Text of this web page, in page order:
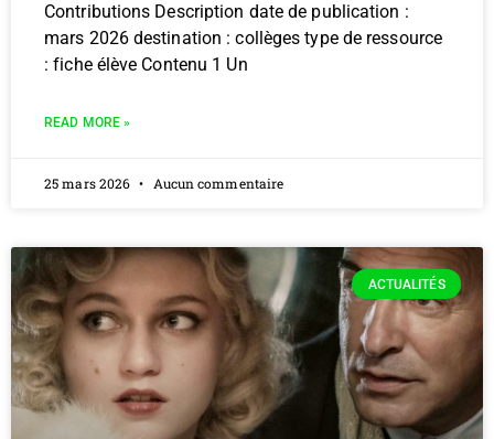
Contributions Description date de publication :
mars 2026 destination : collèges type de ressource
: fiche élève Contenu 1 Un
READ MORE »
25 mars 2026 Aucun commentaire
ACTUALITÉS